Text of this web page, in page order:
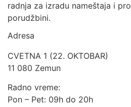
radnja za izradu nameštaja i
porudžbini.
Adresa
CVETNA 1 (22. OKTOBAR)
11 080 Zemun
Radno vreme:
Pon – Pet: 09h do 20h